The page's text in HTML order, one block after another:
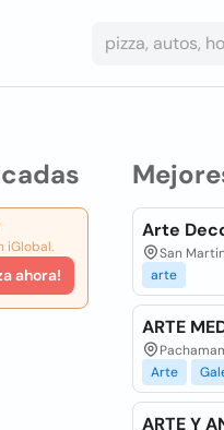
iGlobal.
ahora!
Arte
San
arte
ARTE
Arte
ARTE Y